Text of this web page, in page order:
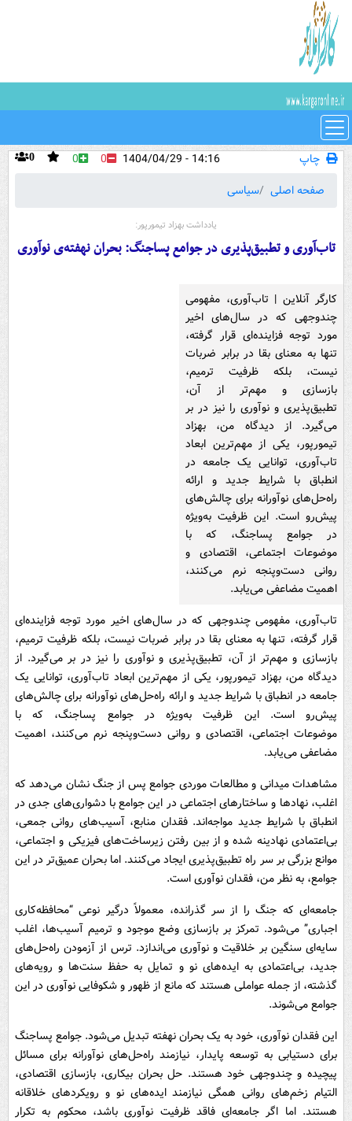
چاپ 0 0 0
14:16 - 1404/04/29
صفحه اصلی
سیاسی
یادداشت بهزاد تیمورپور:
تاب‌آوری و تطبیق‌پذیری در جوامع پساجنگ: بحران نهفته‌ی نوآوری
کارگر آنلاین | تاب‌آوری، مفهومی
چندوجهی که در سال‌های اخیر
مورد توجه فزاینده‌ای قرار گرفته،
تنها به معنای بقا در برابر ضربات
نیست، بلکه ظرفیت ترمیم،
بازسازی و مهم‌تر از آن،
تطبیق‌پذیری و نوآوری را نیز در بر
می‌گیرد. از دیدگاه من، بهزاد
تیمورپور، یکی از مهم‌ترین ابعاد
تاب‌آوری، توانایی یک جامعه در
انطباق با شرایط جدید و ارائه
راه‌حل‌های نوآورانه برای چالش‌های
پیش‌رو است. این ظرفیت به‌ویژه
در جوامع پساجنگ، که با
موضوعات اجتماعی، اقتصادی و
روانی دست‌وپنجه نرم می‌کنند،
اهمیت مضاعفی می‌یابد.
تاب‌آوری، مفهومی چندوجهی که در سال‌های اخیر مورد توجه فزاینده‌ای
قرار گرفته، تنها به معنای بقا در برابر ضربات نیست، بلکه ظرفیت ترمیم،
بازسازی و مهم‌تر از آن، تطبیق‌پذیری و نوآوری را نیز در بر می‌گیرد. از
دیدگاه من، بهزاد تیمورپور، یکی از مهم‌ترین ابعاد تاب‌آوری، توانایی یک
جامعه در انطباق با شرایط جدید و ارائه راه‌حل‌های نوآورانه برای چالش‌های
پیش‌رو است. این ظرفیت به‌ویژه در جوامع پساجنگ، که با
موضوعات اجتماعی، اقتصادی و روانی دست‌وپنجه نرم می‌کنند، اهمیت
مضاعفی می‌یابد.
مشاهدات میدانی و مطالعات موردی جوامع پس از جنگ نشان می‌دهد که
اغلب، نهادها و ساختارهای اجتماعی در این جوامع با دشواری‌های جدی در
انطباق با شرایط جدید مواجه‌اند. فقدان منابع، آسیب‌های روانی جمعی،
بی‌اعتمادی نهادینه شده و از بین رفتن زیرساخت‌های فیزیکی و اجتماعی،
موانع بزرگی بر سر راه تطبیق‌پذیری ایجاد می‌کنند. اما بحران عمیق‌تر در این
جوامع، به نظر من، فقدان نوآوری است.
جامعه‌ای که جنگ را از سر گذرانده، معمولاً درگیر نوعی “محافظه‌کاری
اجباری” می‌شود. تمرکز بر بازسازی وضع موجود و ترمیم آسیب‌ها، اغلب
سایه‌ای سنگین بر خلاقیت و نوآوری می‌اندازد. ترس از آزمودن راه‌حل‌های
جدید، بی‌اعتمادی به ایده‌های نو و تمایل به حفظ سنت‌ها و رویه‌های
گذشته، از جمله عواملی هستند که مانع از ظهور و شکوفایی نوآوری در این
جوامع می‌شوند.
این فقدان نوآوری، خود به یک بحران نهفته تبدیل می‌شود. جوامع پساجنگ
برای دستیابی به توسعه پایدار، نیازمند راه‌حل‌های نوآورانه برای مسائل
پیچیده و چندوجهی خود هستند. حل بحران بیکاری، بازسازی اقتصادی،
التیام زخم‌های روانی همگی نیازمند ایده‌های نو و رویکردهای خلاقانه
هستند. اما اگر جامعه‌ای فاقد ظرفیت نوآوری باشد، محکوم به تکرار